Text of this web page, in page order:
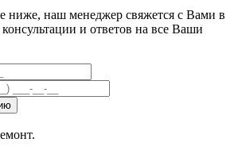
ниже, наш менеджер свяжется с Вами в
и ответов на все Ваши